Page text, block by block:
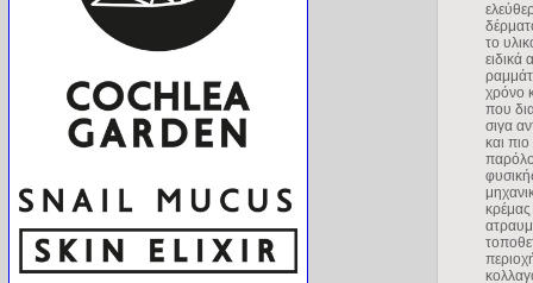
το
χρόνο
που
σιγα
και
κρέμας